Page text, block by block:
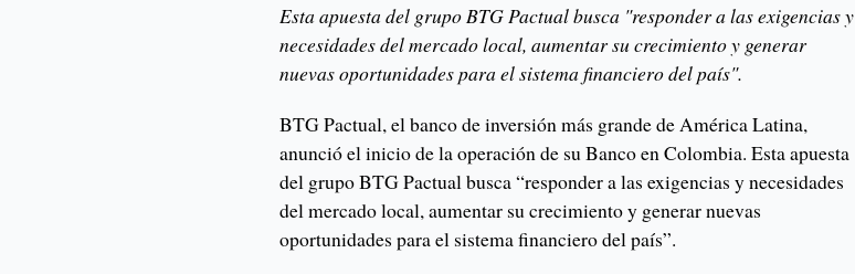
Esta apuesta del grupo BTG Pactual busca "responder a las exigencias y
necesidades del mercado local, aumentar su crecimiento y generar
nuevas oportunidades para el sistema financiero del país".
BTG Pactual, el banco de inversión más grande de América Latina,
anunció el inicio de la operación de su Banco en Colombia. Esta apuesta
del grupo BTG Pactual busca “responder a las exigencias y necesidades
del mercado local, aumentar su crecimiento y generar nuevas
oportunidades para el sistema financiero del país”.